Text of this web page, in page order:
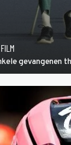
gevangenen